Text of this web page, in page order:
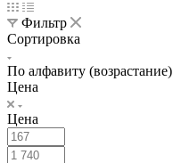
Фильтр
Сортировка
По алфавиту (возрастание)
Цена
Цена